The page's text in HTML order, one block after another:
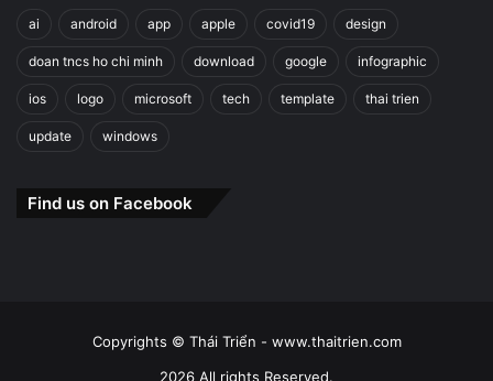
ai android app apple covid19 design
doan tncs ho chi minh download google infographic
ios logo microsoft tech template thai trien
update windows
Find us on Facebook
Copyrights © Thái Triển - www.thaitrien.com
2026 All rights Reserved.